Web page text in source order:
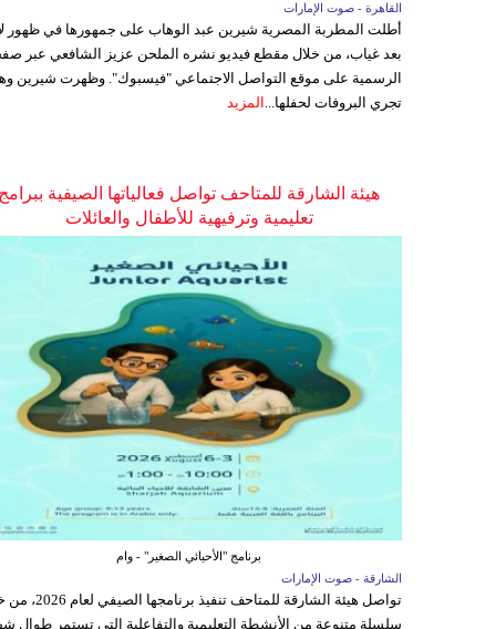
القاهرة - صوت الإمارات
أطلت المطربة المصرية شيرين عبد الوهاب على جمهورها في ظهور
بعد غياب، من خلال مقطع فيديو نشره الملحن عزيز الشافعي عبر
الرسمية على موقع التواصل الاجتماعي "فيسبوك". وظهرت شيرين
تجري البروفات لحفلها... المزيد
هيئة الشارقة للمتاحف تواصل فعالياتها الصيفية ببرامج
تعليمية وترفيهية للأطفال والعائلات
برنامج "الأحيائي الصغير" - وام
الشارقة - صوت الإمارات
تواصل هيئة الشارقة للمتاحف تنفيذ
سلسلة متنوعة من الأنشطة التعليمية والتفاعلية التي تستمر طوال